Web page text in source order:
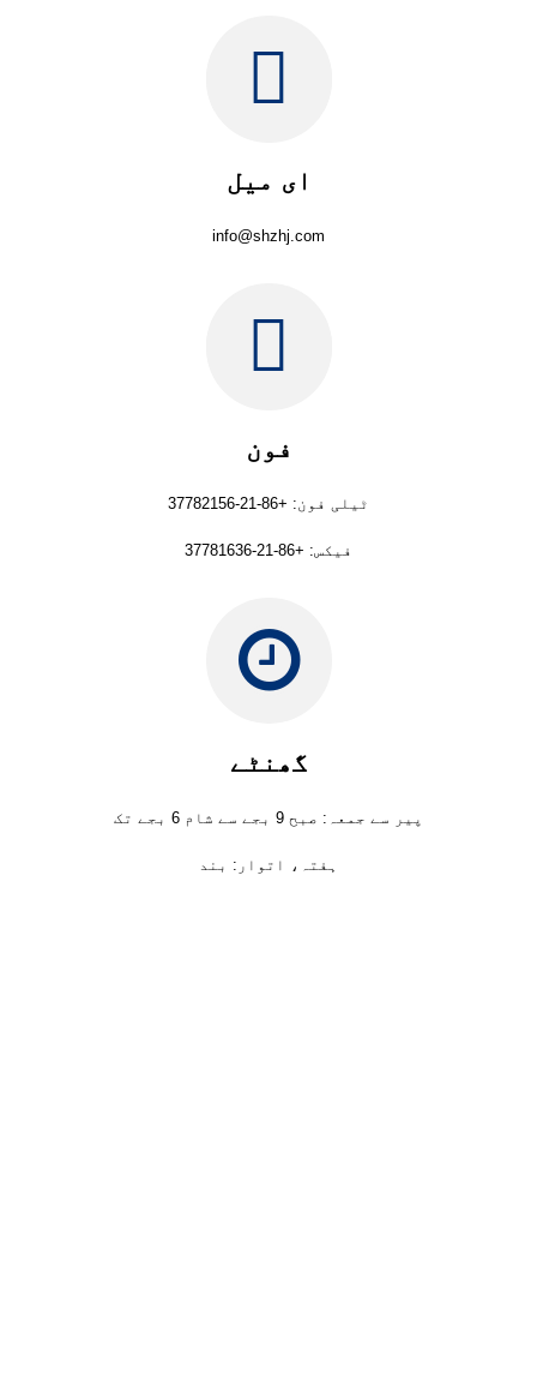
ای میل
info@shzhj.com
فون
ٹیلی فون: +86-21-37782156
فیکس: +86-21-37781636
گھنٹے
پیر سے جمعہ: صبح 9 بجے سے شام 6 بجے تک
ہفتہ، اتوار: بند